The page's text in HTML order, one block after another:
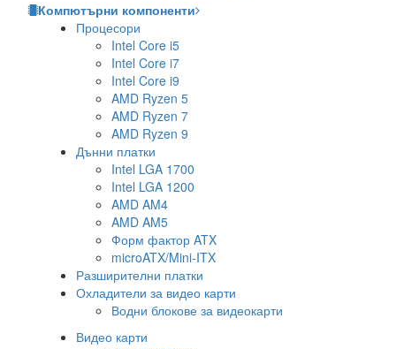
Компютърни компоненти
Процесори
Intel Core i5
Intel Core i7
Intel Core i9
AMD Ryzen 5
AMD Ryzen 7
AMD Ryzen 9
Дънни платки
Intel LGA 1700
Intel LGA 1200
AMD AM4
AMD AM5
Форм фактор ATX
microATX/Mini-ITX
Разширителни платки
Охладители за видео карти
Водни блокове за видеокарти
Видео карти